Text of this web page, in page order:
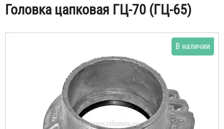
Головка цапковая ГЦ-70 (ГЦ-65)
В наличии